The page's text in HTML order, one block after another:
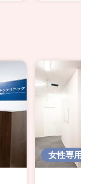
女性専用